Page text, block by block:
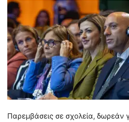
Παρεμβάσεις σε σχολεία, δωρεάν